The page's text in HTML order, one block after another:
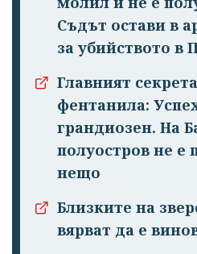
Съдът остави в
за убийството в
Главният
фентанила:
грандиозен. На
полуостров не е
нещо
Близките на
вярват да е